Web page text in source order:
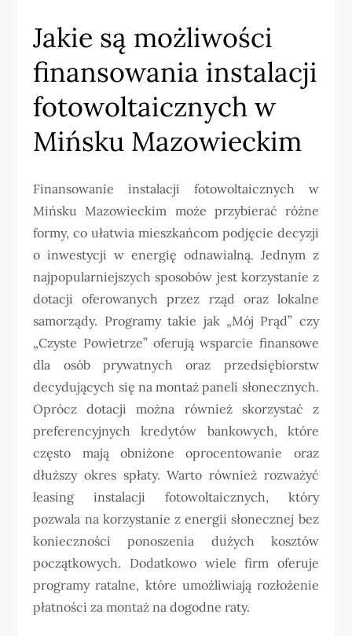
Jakie są możliwości
finansowania instalacji
fotowoltaicznych w
Mińsku Mazowieckim
Finansowanie instalacji fotowoltaicznych w
Mińsku Mazowieckim może przybierać różne
formy, co ułatwia mieszkańcom podjęcie decyzji
o inwestycji w energię odnawialną. Jednym z
najpopularniejszych sposobów jest korzystanie z
dotacji oferowanych przez rząd oraz lokalne
samorządy. Programy takie jak „Mój Prąd” czy
„Czyste Powietrze” oferują wsparcie finansowe
dla osób prywatnych oraz przedsiębiorstw
decydujących się na montaż paneli słonecznych.
Oprócz dotacji można również skorzystać z
preferencyjnych kredytów bankowych, które
często mają obniżone oprocentowanie oraz
dłuższy okres spłaty. Warto również rozważyć
leasing instalacji fotowoltaicznych, który
pozwala na korzystanie z energii słonecznej bez
konieczności ponoszenia dużych kosztów
początkowych. Dodatkowo wiele firm oferuje
programy ratalne, które umożliwiają rozłożenie
płatności za montaż na dogodne raty.